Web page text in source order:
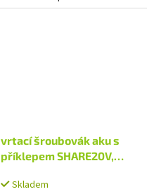
Akumulátorová pásová pila
vrtací šroubovák aku s
příklepem SHARE20V,
Skladem